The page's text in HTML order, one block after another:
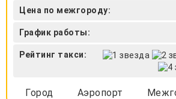
Цена по межгороду:
График работы:
Рейтинг такси:
Город Аэропорт